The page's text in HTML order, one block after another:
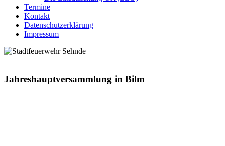
Termine
Kontakt
Datenschutzerklärung
Impressum
Jahreshauptversammlung in Bilm